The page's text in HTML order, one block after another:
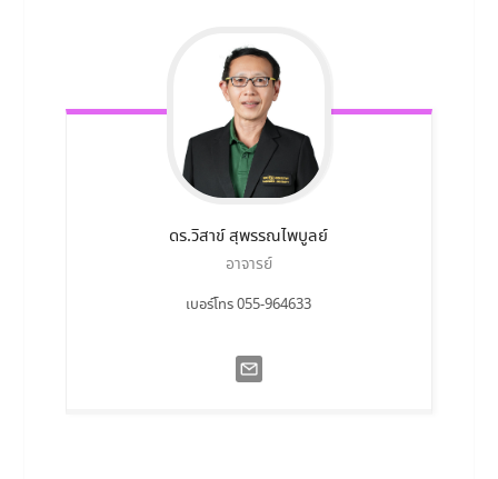
ดร.วิสาข์สุพรรณไพบูลย์
อาจารย์
เบอร์โทร 055-964633